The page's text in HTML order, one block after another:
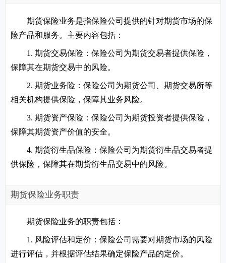
期货保险业务是指保险公司提供的针对期货市场的保
险产品和服务。主要内容包括：
1. 期货交易保险：保险公司为期货交易者提供保险，
保障其在期货交易中的风险。
2. 期货业务险：保险公司为期货公司、期货交易所等
相关机构提供保险，保障其业务风险。
3. 期货资产保险：保险公司为期货投资者提供保险，
保障其期货资产价值的安全。
4. 期货衍生品保险：保险公司为期货衍生品交易者提
供保险，保障其在期货衍生品交易中的风险。
期货保险业务职责
期货保险业务的职责包括：
1. 风险评估和定价：保险公司需要对期货市场的风险
进行评估，并根据评估结果确定保险产品的定价。